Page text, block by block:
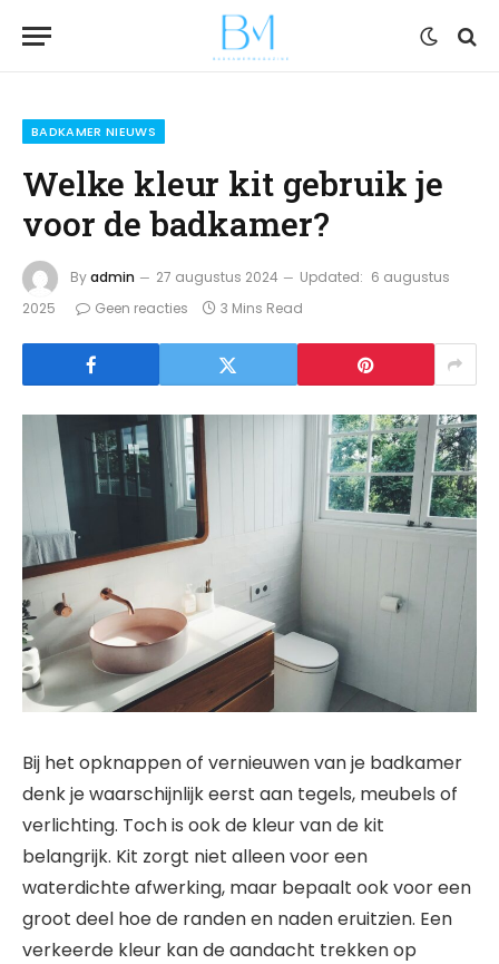
BADKAMER NIEUWS
Welke kleur kit gebruik je
voor de badkamer?
Byadmin 27 augustus 2024 Updated: 6 augustus
2025
Geen reacties 3 Mins Read
Bij het opknappen of vernieuwen van je badkamer
denk je waarschijnlijk eerst aan tegels, meubels of
verlichting. Toch is ook de kleur van de kit
belangrijk. Kit zorgt niet alleen voor een
waterdichte afwerking, maar bepaalt ook voor een
groot deel hoe de randen en naden eruitzien. Een
verkeerde kleur kan de aandacht trekken op